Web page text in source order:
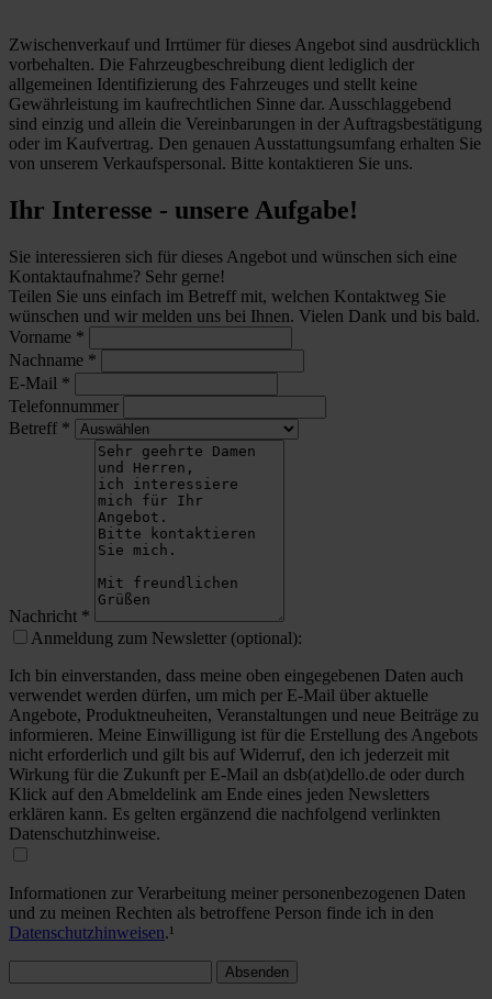
Zwischenverkauf und Irrtümer für dieses Angebot sind ausdrücklich
vorbehalten. Die Fahrzeugbeschreibung dient lediglich der
allgemeinen Identifizierung des Fahrzeuges und stellt keine
Gewährleistung im kaufrechtlichen Sinne dar. Ausschlaggebend
sind einzig und allein die Vereinbarungen in der Auftragsbestätigung
oder im Kaufvertrag. Den genauen Ausstattungsumfang erhalten Sie
von unserem Verkaufspersonal. Bitte kontaktieren Sie uns.
Ihr Interesse - unsere Aufgabe!
Sie interessieren sich für dieses Angebot und wünschen sich eine
Kontaktaufnahme? Sehr gerne!
Teilen Sie uns einfach im Betreff mit, welchen Kontaktweg Sie
wünschen und wir melden uns bei Ihnen. Vielen Dank und bis bald.
Vorname *
Nachname *
E-Mail *
Telefonnummer
Betreff *
Nachricht *
Anmeldung zum Newsletter (optional):
Ich bin einverstanden, dass meine oben eingegebenen Daten auch
verwendet werden dürfen, um mich per E-Mail über aktuelle
Angebote, Produktneuheiten, Veranstaltungen und neue Beiträge zu
informieren. Meine Einwilligung ist für die Erstellung des Angebots
nicht erforderlich und gilt bis auf Widerruf, den ich jederzeit mit
Wirkung für die Zukunft per E-Mail an dsb(at)dello.de oder durch
Klick auf den Abmeldelink am Ende eines jeden Newsletters
erklären kann. Es gelten ergänzend die nachfolgend verlinkten
Datenschutzhinweise.
Informationen zur Verarbeitung meiner personenbezogenen Daten
und zu meinen Rechten als betroffene Person finde ich in den
Datenschutzhinweisen.¹
Absenden